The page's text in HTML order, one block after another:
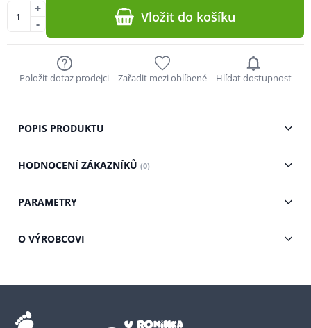
-
+ Vložit do košíku
Položit dotaz prodejci Zařadit mezi oblíbené Hlídat dostupnost
POPIS PRODUKTU
HODNOCENÍ ZÁKAZNÍKŮ (0)
PARAMETRY
O VÝROBCOVI